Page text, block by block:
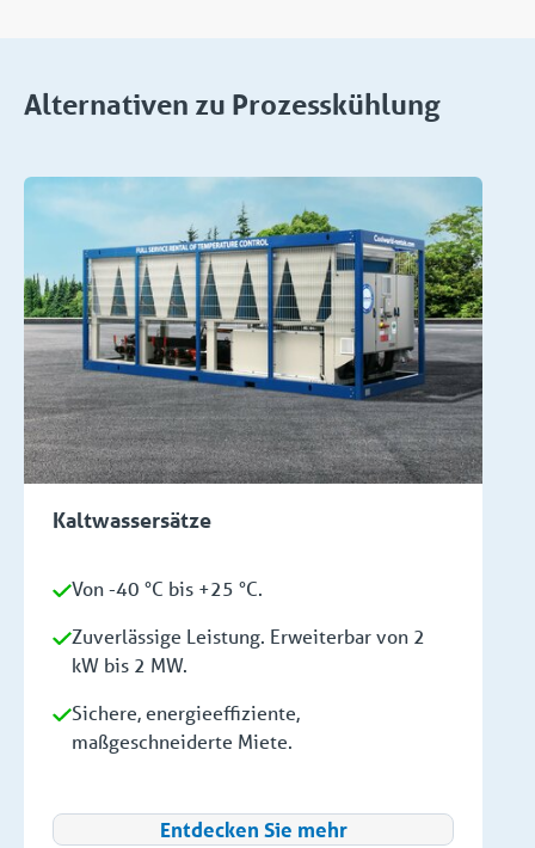
Alternativen zu Prozesskühlung
Kaltwassersätze
Von -40 °C bis +25 °C.
Zuverlässige Leistung. Erweiterbar von 2
kW bis 2 MW.
Sichere, energieeffiziente,
maßgeschneiderte Miete.
Entdecken Sie mehr